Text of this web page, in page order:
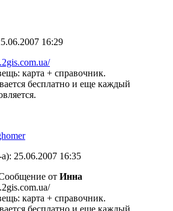
16:29
карта + справочник.
бесплатно и еще каждый
25.06.2007 16:35
от Инна
карта + справочник.
бесплатно и еще каждый